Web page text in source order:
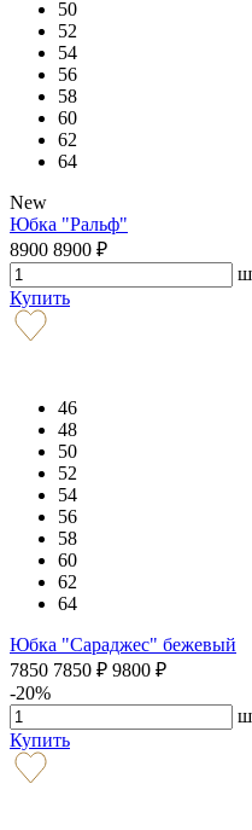
50
52
54
56
58
60
62
64
New
Юбка "Ральф"
8900 8900 ₽
Купить
46
48
50
52
54
56
58
60
62
64
Юбка "Сараджес" бежевый
7850 7850 ₽ 9800 ₽
-20%
Купить